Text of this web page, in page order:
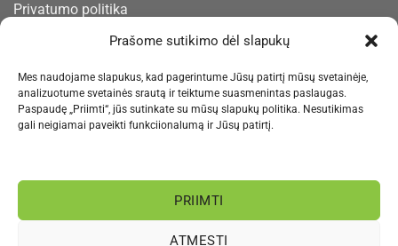
Prašome sutikimo dėl slapukų
Mes naudojame slapukus, kad pagerintume Jūsų patirtį mūsų svetainėje,
analizuotume svetainės srautą ir teiktume suasmenintas paslaugas.
Paspaudę „Priimti“, jūs sutinkate su mūsų slapukų politika. Nesutikimas
gali neigiamai paveikti funkciionalumą ir Jūsų patirtį.
PRIIMTI
ATMESTI
Privatumo politika
Slapukų politika
Pristatymas ir gražinimas
Kontaktai